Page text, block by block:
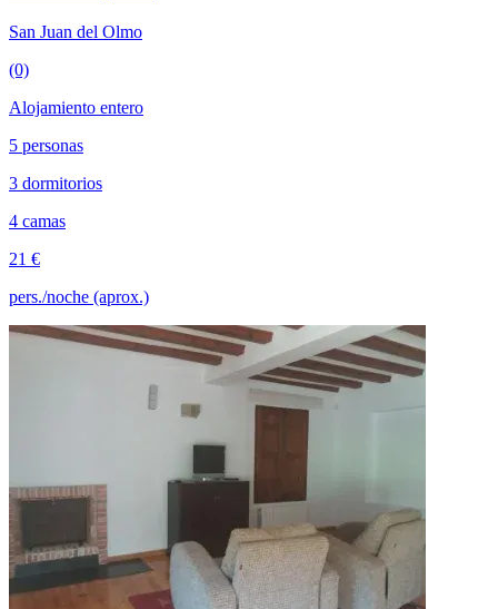
San Juan del Olmo
(0)
Alojamiento entero
5 personas
3 dormitorios
4 camas
21 €
pers./noche (aprox.)